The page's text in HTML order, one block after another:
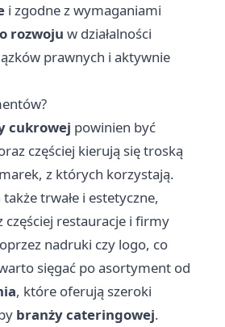
i zgodne z wymaganiami
rozwoju w działalności
prawnych i aktywnie
cukrowej powinien być
częściej kierują się troską
marek, z których korzystają.
także trwałe i estetyczne,
częściej restauracje i firmy
nadruki czy logo, co
sięgać po asortyment od
, które oferują szeroki
branży cateringowej.